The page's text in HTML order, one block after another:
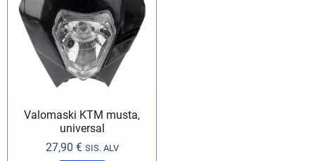
Valomaski KTM musta,
universal
27,90 € SIS. ALV